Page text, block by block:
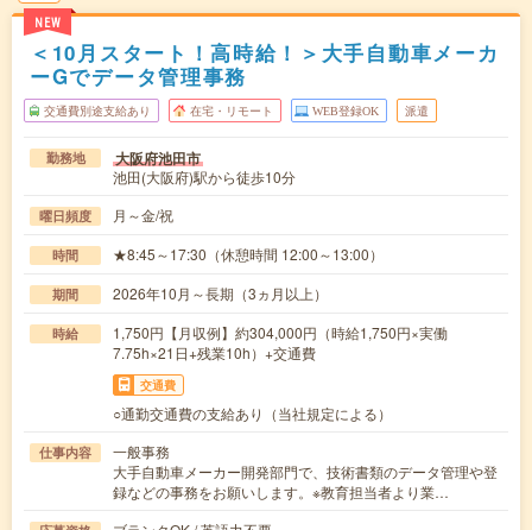
NEW
＜10月スタート！高時給！＞大手自動車メーカ
ーGでデータ管理事務
交通費別途支給あり 在宅・リモート WEB登録OK 派遣
勤務地 大阪府池田市
池田(大阪府)駅から徒歩10分
曜日頻度 月～金/祝
時間 ★8:45～17:30（休憩時間 12:00～13:00）
期間 2026年10月～長期（3ヵ月以上）
時給
1,750円【月収例】約304,000円（時給1,750円×実働
7.75h×21日+残業10h）+交通費
交通費
○通勤交通費の支給あり（当社規定による）
仕事内容
一般事務
大手自動車メーカー開発部門で、技術書類のデータ管理や登
録などの事務をお願いします。※教育担当者より業…